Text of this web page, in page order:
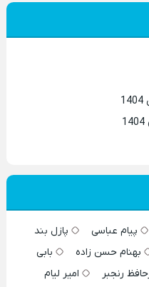
پیام عباسی
پازل بند
بهنام حسن زاده
بابی
رنجبر
امیر لیام